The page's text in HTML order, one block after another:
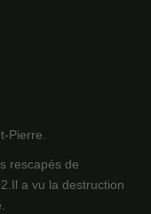
Pierre.
rescapés de
a vu la destruction